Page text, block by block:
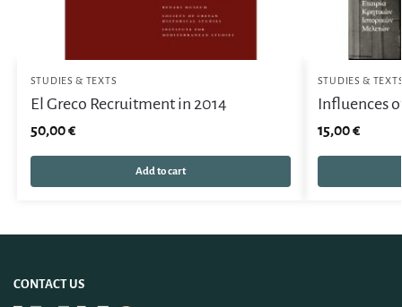
STUDIES & TEXTS
El Greco Recruitment in 2014
50,00€
Add to cart
STUDIES &
Influences
15,00€
CONTACT US